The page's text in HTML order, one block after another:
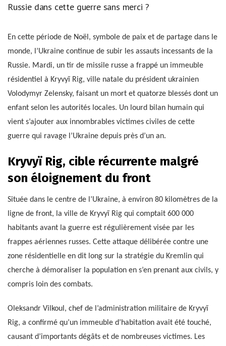
Russie dans cette guerre sans merci ?
En cette période de Noël, symbole de paix et de partage dans le
monde, l’Ukraine continue de subir les assauts incessants de la
Russie. Mardi, un tir de missile russe a frappé un immeuble
résidentiel à Kryvyï Rig, ville natale du président ukrainien
Volodymyr Zelensky, faisant un mort et quatorze blessés dont un
enfant selon les autorités locales. Un lourd bilan humain qui
vient s’ajouter aux innombrables victimes civiles de cette
guerre qui ravage l’Ukraine depuis près d’un an.
Kryvyï Rig, cible récurrente malgré
son éloignement du front
Située dans le centre de l’Ukraine, à environ 80 kilomètres de la
ligne de front, la ville de Kryvyï Rig qui comptait 600 000
habitants avant la guerre est régulièrement visée par les
frappes aériennes russes. Cette attaque délibérée contre une
zone résidentielle en dit long sur la stratégie du Kremlin qui
cherche à démoraliser la population en s’en prenant aux civils, y
compris loin des combats.
Oleksandr Vilkoul, chef de l’administration militaire de Kryvyï
Rig, a confirmé qu’un immeuble d’habitation avait été touché,
causant d’importants dégâts et de nombreuses victimes. Les